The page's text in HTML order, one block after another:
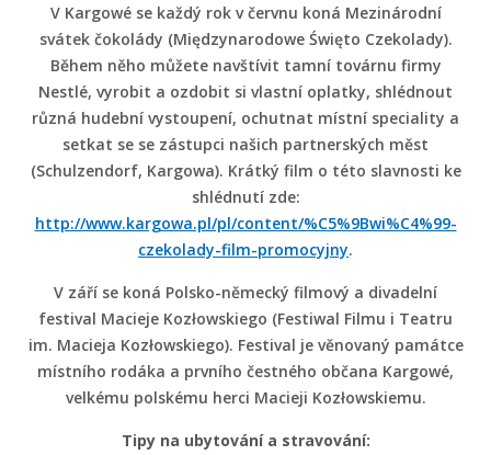
V Kargowé se každý rok v červnu koná Mezinárodní
svátek čokolády (Międzynarodowe Święto Czekolady).
Během něho můžete navštívit tamní továrnu firmy
Nestlé, vyrobit a ozdobit si vlastní oplatky, shlédnout
různá hudební vystoupení, ochutnat místní speciality a
setkat se se zástupci našich partnerských měst
(Schulzendorf, Kargowa). Krátký film o této slavnosti ke
shlédnutí zde:
http://www.kargowa.pl/pl/content/%C5%9Bwi%C4%99-
czekolady-film-promocyjny.
V září se koná Polsko-německý filmový a divadelní
festival Macieje Kozłowskiego (Festiwal Filmu i Teatru
im. Macieja Kozłowskiego). Festival je věnovaný památce
místního rodáka a prvního čestného občana Kargowé,
velkému polskému herci Macieji Kozłowskiemu.
Tipy na ubytování a stravování: